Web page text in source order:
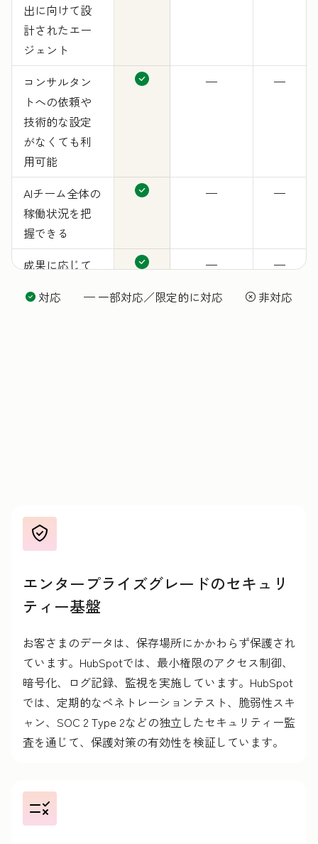
出に向けて設
計されたエー
ジェント
コンサルタン
トへの依頼や
技術的な設定
がなくても利
用可能
— —
AIチーム全体の
稼働状況を把
握できる
— —
成果に応じて
—
—
対応 — 一部対応／限定的に対応
非対応
エンタープライズグレードのセキュリ
ティー基盤
お客さまのデータは、保存場所にかかわらず保護され
ています。HubSpotでは、最小権限のアクセス制御、
暗号化、ログ記録、監視を実施しています。HubSpot
では、定期的なペネトレーションテスト、脆弱性スキ
ャン、SOC 2 Type 2などの独立したセキュリティー監
査を通じて、保護対策の有効性を検証しています。